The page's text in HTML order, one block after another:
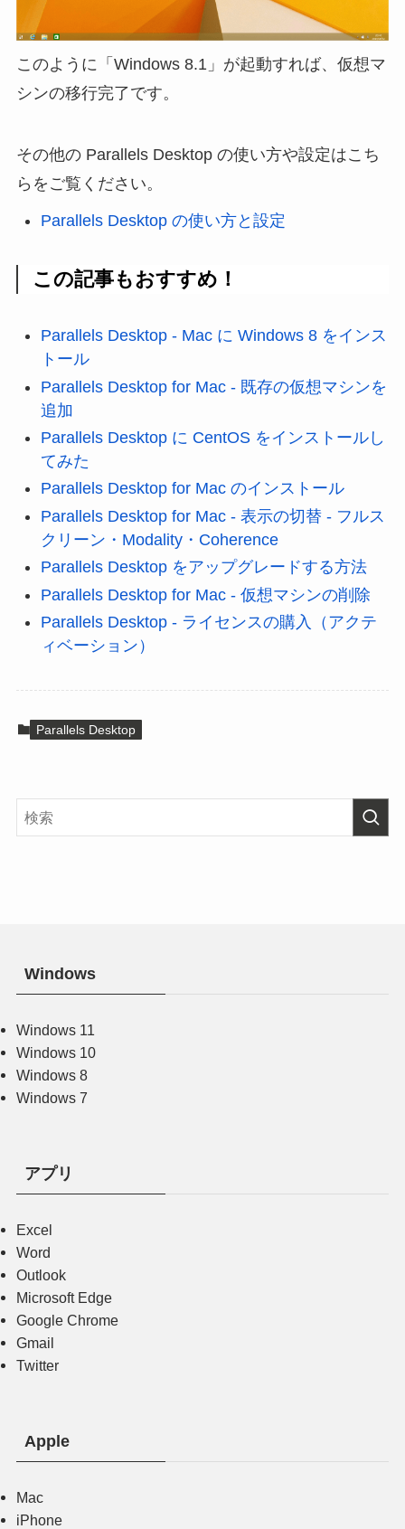
このように「Windows 8.1」が起動すれば、仮想マ
シンの移行完了です。
その他の Parallels Desktop の使い方や設定はこち
らをご覧ください。
Parallels Desktop の使い方と設定
この記事もおすすめ！
Parallels Desktop - Mac に Windows 8 をインス
トール
Parallels Desktop for Mac - 既存の仮想マシンを
追加
Parallels Desktop に CentOS をインストールし
てみた
Parallels Desktop for Mac のインストール
Parallels Desktop for Mac - 表示の切替 - フルス
クリーン・Modality・Coherence
Parallels Desktop をアップグレードする方法
Parallels Desktop for Mac - 仮想マシンの削除
Parallels Desktop - ライセンスの購入（アクテ
ィベーション）
Parallels Desktop
Windows
Windows 11
Windows 10
Windows 8
Windows 7
アプリ
Excel
Word
Outlook
Microsoft Edge
Google Chrome
Gmail
Twitter
Apple
Mac
iPhone